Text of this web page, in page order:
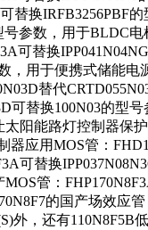
替换IRFB3256PBF的
参数，用于BLDC电
可替换
，用于便携式储能电
替代
可替换100N03的型号
阳能路灯控制器保护
应用MOS管：
可替换
管：
的国产场效应管
外，还有110N8F5B